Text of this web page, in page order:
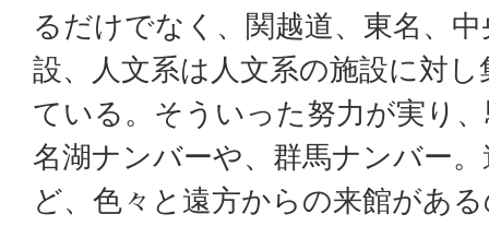
るだけでなく、関越道、東名、
設、人文系は人文系の施設に対
ている。そういった努力が実り
名湖ナンバーや、群馬ナンバー
ど、色々と遠方からの来館があ